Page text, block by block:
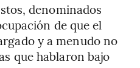
denominados
de que el
y a menudo no
que hablaron bajo